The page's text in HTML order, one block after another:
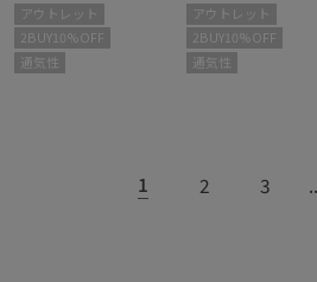
アウトレット
2BUY10%OFF
通気性
アウトレット
2BUY10%OFF
通気性
1 2 3